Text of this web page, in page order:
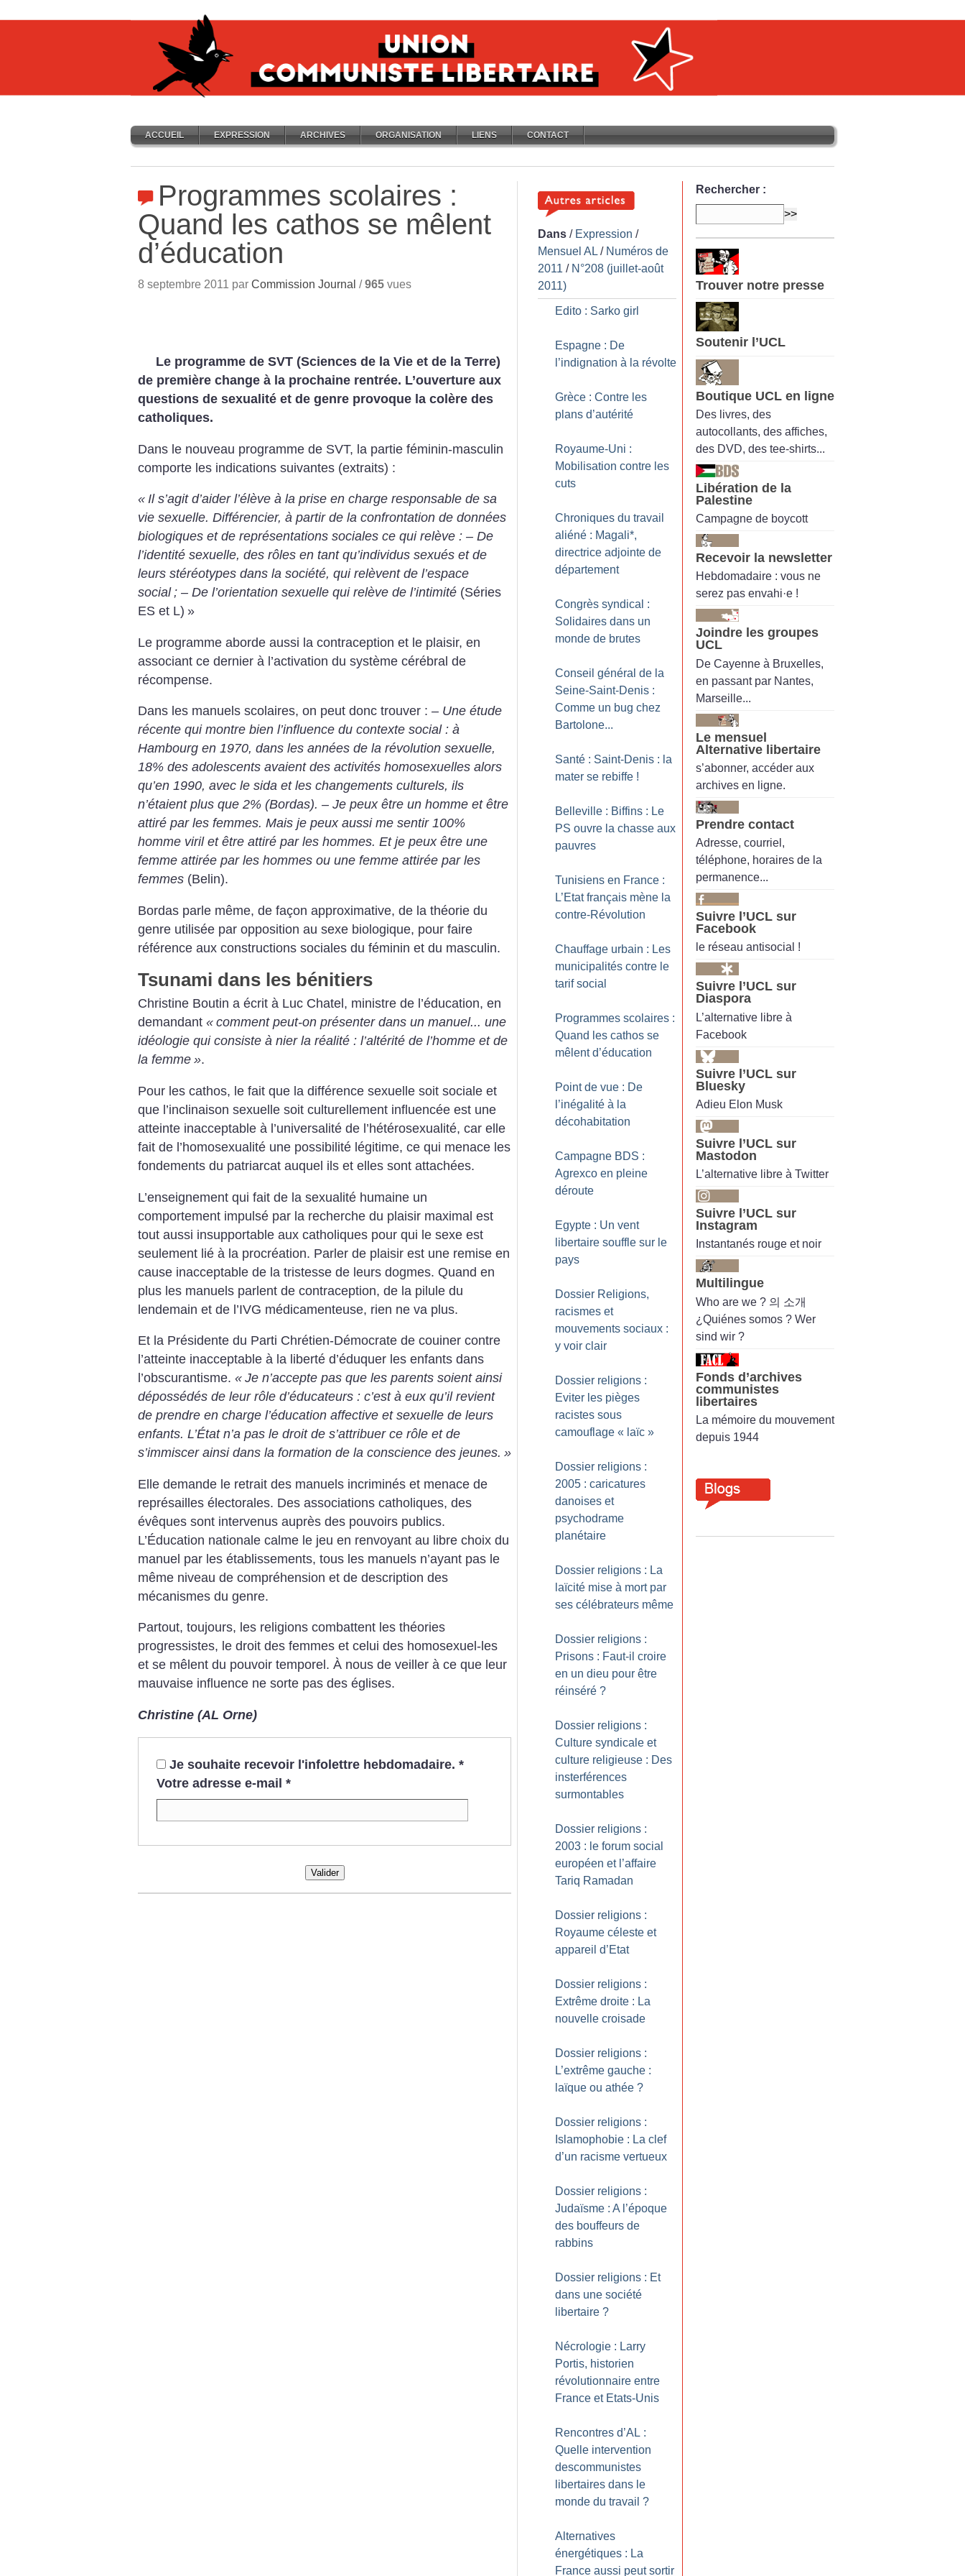
ACCUEIL EXPRESSION ARCHIVES ORGANISATION LIENS CONTACT
Programmes scolaires :
Quand les cathos se mêlent
d’éducation
8 septembre 2011 par Commission Journal /965 vues
Le programme de SVT (Sciences de la Vie et de la Terre)
de première change à la prochaine rentrée. L’ouverture aux
questions de sexualité et de genre provoque la colère des
catholiques.
Dans le nouveau programme de SVT, la partie féminin-masculin
comporte les indications suivantes (extraits) :
« Il s’agit d’aider l’élève à la prise en charge responsable de sa
vie sexuelle. Différencier, à partir de la confrontation de données
biologiques et de représentations sociales ce qui relève : – De
l’identité sexuelle, des rôles en tant qu’individus sexués et de
leurs stéréotypes dans la société, qui relèvent de l’espace
social ; – De l’orientation sexuelle qui relève de l’intimité (Séries
ES et L) »
Le programme aborde aussi la contraception et le plaisir, en
associant ce dernier à l’activation du système cérébral de
récompense.
Dans les manuels scolaires, on peut donc trouver : – Une étude
récente qui montre bien l’influence du contexte social : à
Hambourg en 1970, dans les années de la révolution sexuelle,
18% des adolescents avaient des activités homosexuelles alors
qu’en 1990, avec le sida et les changements culturels, ils
n’étaient plus que 2% (Bordas). – Je peux être un homme et être
attiré par les femmes. Mais je peux aussi me sentir 100%
homme viril et être attiré par les hommes. Et je peux être une
femme attirée par les hommes ou une femme attirée par les
femmes (Belin).
Bordas parle même, de façon approximative, de la théorie du
genre utilisée par opposition au sexe biologique, pour faire
référence aux constructions sociales du féminin et du masculin.
Tsunami dans les bénitiers
Christine Boutin a écrit à Luc Chatel, ministre de l’éducation, en
demandant « comment peut-on présenter dans un manuel... une
idéologie qui consiste à nier la réalité : l’altérité de l’homme et de
la femme ».
Pour les cathos, le fait que la différence sexuelle soit sociale et
que l’inclinaison sexuelle soit culturellement influencée est une
atteinte inacceptable à l’universalité de l’hétérosexualité, car elle
fait de l’homosexualité une possibilité légitime, ce qui menace les
fondements du patriarcat auquel ils et elles sont attachées.
L’enseignement qui fait de la sexualité humaine un
comportement impulsé par la recherche du plaisir maximal est
tout aussi insupportable aux catholiques pour qui le sexe est
seulement lié à la procréation. Parler de plaisir est une remise en
cause inacceptable de la tristesse de leurs dogmes. Quand en
plus les manuels parlent de contraception, de la pilule du
lendemain et de l’IVG médicamenteuse, rien ne va plus.
Et la Présidente du Parti Chrétien-Démocrate de couiner contre
l’atteinte inacceptable à la liberté d’éduquer les enfants dans
l’obscurantisme. « Je n’accepte pas que les parents soient ainsi
dépossédés de leur rôle d’éducateurs : c’est à eux qu’il revient
de prendre en charge l’éducation affective et sexuelle de leurs
enfants. L’État n’a pas le droit de s’attribuer ce rôle et de
s’immiscer ainsi dans la formation de la conscience des jeunes. »
Elle demande le retrait des manuels incriminés et menace de
représailles électorales. Des associations catholiques, des
évêques sont intervenus auprès des pouvoirs publics.
L’Éducation nationale calme le jeu en renvoyant au libre choix du
manuel par les établissements, tous les manuels n’ayant pas le
même niveau de compréhension et de description des
mécanismes du genre.
Partout, toujours, les religions combattent les théories
progressistes, le droit des femmes et celui des homosexuel-les
et se mêlent du pouvoir temporel. À nous de veiller à ce que leur
mauvaise influence ne sorte pas des églises.
Christine (AL Orne)
Je souhaite recevoir l'infolettre hebdomadaire. *
Votre adresse e-mail *
Valider
Dans / Expression /
Mensuel AL / Numéros de
2011 / N°208 (juillet-août
2011)
Edito : Sarko girl
Espagne : De
l’indignation à la révolte
Grèce : Contre les
plans d’autérité
Royaume-Uni :
Mobilisation contre les
cuts
Chroniques du travail
aliéné : Magali*,
directrice adjointe de
département
Congrès syndical :
Solidaires dans un
monde de brutes
Conseil général de la
Seine-Saint-Denis :
Comme un bug chez
Bartolone...
Santé : Saint-Denis : la
mater se rebiffe !
Belleville : Biffins : Le
PS ouvre la chasse aux
pauvres
Tunisiens en France :
L’Etat français mène la
contre-Révolution
Chauffage urbain : Les
municipalités contre le
tarif social
Programmes scolaires :
Quand les cathos se
mêlent d’éducation
Point de vue : De
l’inégalité à la
décohabitation
Campagne BDS :
Agrexco en pleine
déroute
Egypte : Un vent
libertaire souffle sur le
pays
Dossier Religions,
racismes et
mouvements sociaux :
y voir clair
Dossier religions :
Eviter les pièges
racistes sous
camouflage « laïc »
Dossier religions :
2005 : caricatures
danoises et
psychodrame
planétaire
Dossier religions : La
laïcité mise à mort par
ses célébrateurs même
Dossier religions :
Prisons : Faut-il croire
en un dieu pour être
réinséré ?
Dossier religions :
Culture syndicale et
culture religieuse : Des
insterférences
surmontables
Dossier religions :
2003 : le forum social
européen et l’affaire
Tariq Ramadan
Dossier religions :
Royaume céleste et
appareil d’Etat
Dossier religions :
Extrême droite : La
nouvelle croisade
Dossier religions :
L’extrême gauche :
laïque ou athée ?
Dossier religions :
Islamophobie : La clef
d’un racisme vertueux
Dossier religions :
Judaïsme : A l’époque
des bouffeurs de
rabbins
Dossier religions : Et
dans une société
libertaire ?
Nécrologie : Larry
Portis, historien
révolutionnaire entre
France et Etats-Unis
Rencontres d’AL :
Quelle intervention
descommunistes
libertaires dans le
monde du travail ?
Alternatives
énergétiques : La
France aussi peut sortir
Rechercher :
Trouver notre presse
Soutenir l’UCL
Boutique UCL en ligne
Des livres, des
autocollants, des affiches,
des DVD, des tee-shirts...
Libération de la
Palestine
Campagne de boycott
Recevoir la newsletter
Hebdomadaire : vous ne
serez pas envahi·e !
Joindre les groupes
UCL
De Cayenne à Bruxelles,
en passant par Nantes,
Marseille...
Le mensuel
Alternative libertaire
s’abonner, accéder aux
archives en ligne.
Prendre contact
Adresse, courriel,
téléphone, horaires de la
permanence...
Suivre l’UCL sur
Facebook
le réseau antisocial !
Suivre l’UCL sur
Diaspora
L’alternative libre à
Facebook
Suivre l’UCL sur
Bluesky
Adieu Elon Musk
Suivre l’UCL sur
Mastodon
L’alternative libre à Twitter
Suivre l’UCL sur
Instagram
Instantanés rouge et noir
Multilingue
Who are we ? 의 소개
¿Quiénes somos ? Wer
sind wir ?
Fonds d’archives
communistes
libertaires
La mémoire du mouvement
depuis 1944